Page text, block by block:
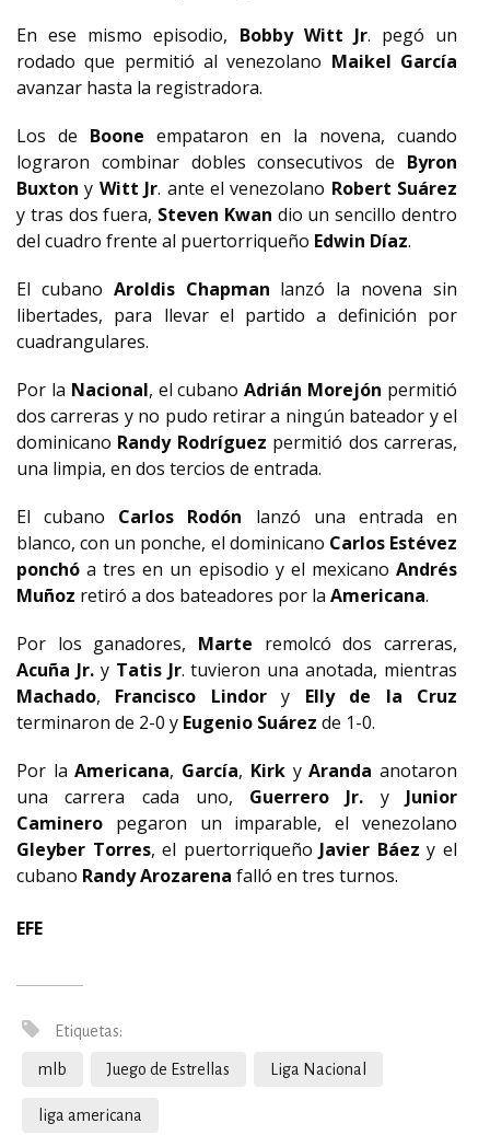
En ese mismo episodio, Bobby Witt Jr. pegó un
rodado que permitió al venezolano Maikel García
avanzar hasta la registradora.
Los de Boone empataron en la novena, cuando
lograron combinar dobles consecutivos de Byron
Buxton y Witt Jr. ante el venezolano Robert Suárez
y tras dos fuera, Steven Kwan dio un sencillo dentro
del cuadro frente al puertorriqueño Edwin Díaz.
El cubano Aroldis Chapman lanzó la novena sin
libertades, para llevar el partido a definición por
cuadrangulares.
Por la Nacional, el cubanoAdrián Morejón permitió
dos carreras y no pudo retirar a ningún bateador y el
dominicano Randy Rodríguez permitió dos carreras,
una limpia, en dos tercios de entrada.
El cubano Carlos Rodón lanzó una entrada en
blanco, con un ponche, el dominicano Carlos Estévez
ponchó a tres en un episodio y el mexicano Andrés
Muñoz retiró a dos bateadores por la Americana.
Por los ganadores, Marte remolcó dos carreras,
Acuña Jr.y Tatis Jr. tuvieron una anotada, mientras
Machado, Francisco Lindory Elly de la Cruz
terminaron de 2-0 y Eugenio Suárez de 1-0.
Por laAmericana, García, KirkyAranda anotaron
una carrera cada uno, Guerrero Jr. y Junior
Caminero pegaron un imparable, el venezolano
Gleyber Torres, el puertorriqueño Javier Báez y el
cubano Randy Arozarena falló en tres turnos.
EFE
Etiquetas:
mlb Juego de Estrellas Liga Nacional
liga americana